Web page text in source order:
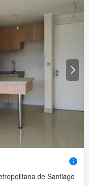
de Santiago